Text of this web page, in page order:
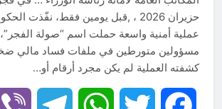
حزيران 2026 ، ,قبل يومين فقط، نفّذت
عملية أمنية واسعة حملت اسم “صولة
مسؤولين متورطين في ملفات فساد مالي
كشفته العملية لم يكن مجرد أرقام أو…
Facebook
Twitter
WhatsApp